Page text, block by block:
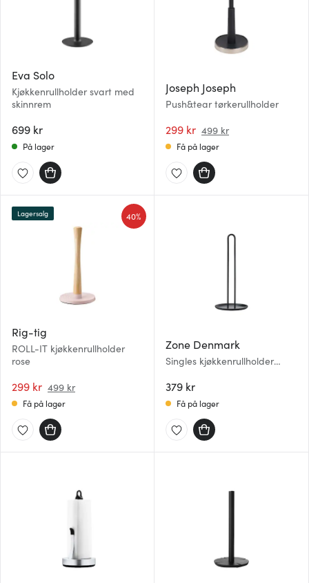
Eva Solo
Kjøkkenrullholder svart med
skinnrem
699 kr
På lager
Joseph Joseph
Push&tear tørkerullholder
299 kr 499 kr
Få på lager
Rig-tig
ROLL-IT kjøkkenrullholder
rose
299 kr 499 kr
40%
Lagersalg
Få på lager
Zone Denmark
Singles kjøkkenrullholder
379 kr
Få på lager